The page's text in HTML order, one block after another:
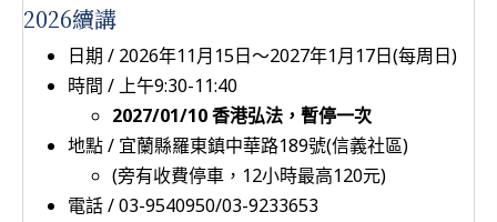
2026續講
日期 / 2026年11月15日〜2027年1月17日(每周日)
時間 / 上午9:30-11:40
2027/01/10 香港弘法，暫停一次
地點 / 宜蘭縣羅東鎮中華路189號(信義社區)
(旁有收費停車，12小時最高120元)
電話 / 03-9540950/03-9233653